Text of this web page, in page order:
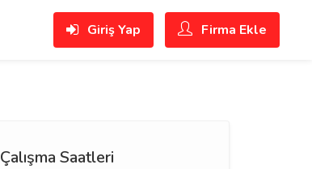
Giriş Yap Firma Ekle
Çalışma Saatleri